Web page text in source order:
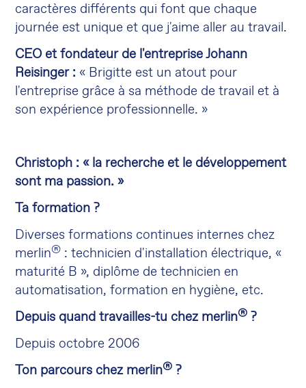
caractères différents qui font que chaque
journée est unique et que j'aime aller au travail.
CEO et fondateur de l'entreprise Johann
Reisinger : « Brigitte est un atout pour
l'entreprise grâce à sa méthode de travail et à
son expérience professionnelle. »
Christoph : « la recherche et le développement
sont ma passion. »
Ta formation ?
Diverses formations continues internes chez
merlin® : technicien d'installation électrique, «
maturité B », diplôme de technicien en
automatisation, formation en hygiène, etc.
Depuis quand travailles-tu chez merlin® ?
Depuis octobre 2006
Ton parcours chez merlin® ?